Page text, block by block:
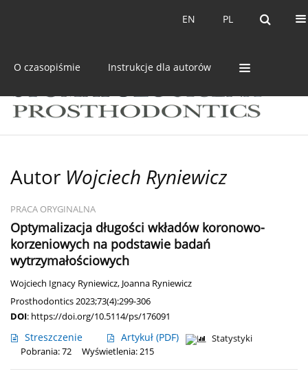
PL
EN PL
EN
O czasopiśmie Instrukcje dla autorów
Autor Wojciech Ryniewicz
PRACA ORYGINALNA
Optymalizacja długości wkładów koronowo-
korzeniowych na podstawie badań
wytrzymałościowych
Wojciech Ignacy Ryniewicz, Joanna Ryniewicz
Prosthodontics 2023;73(4):299-306
DOI: https://doi.org/10.5114/ps/176091
Streszczenie Artykuł (PDF)
Statystyki
Pobrania: 72
Wyświetlenia: 215